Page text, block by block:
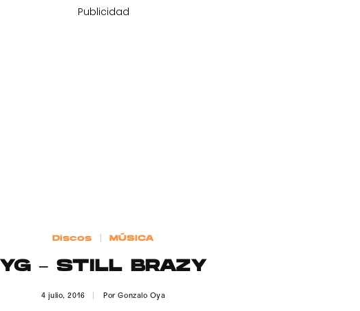
Publicidad
Discos MÚSICA
YG – STILL BRAZY
4 julio, 2016 PorGonzalo Oya